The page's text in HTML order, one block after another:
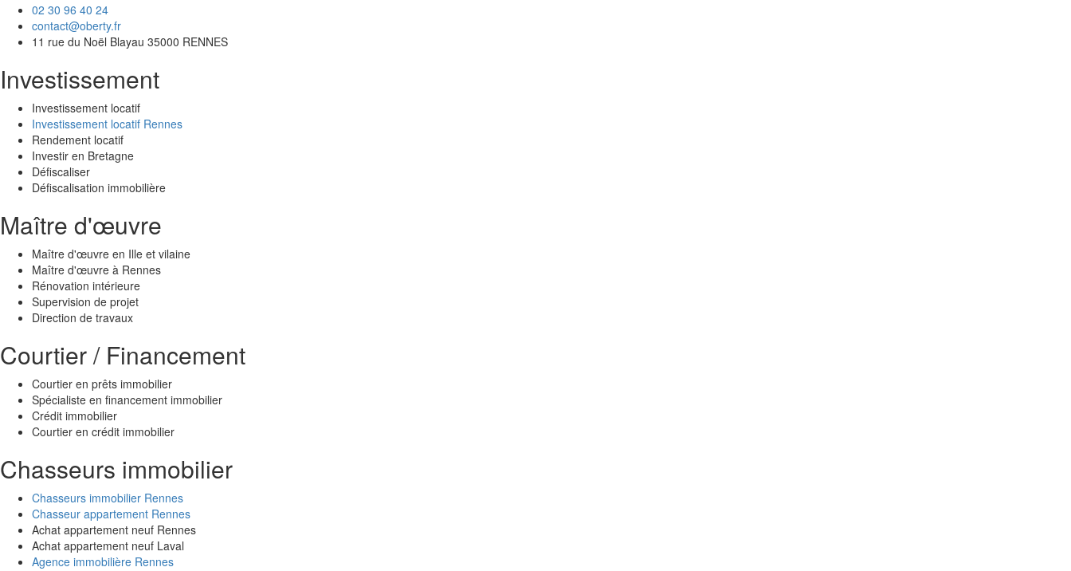
02 30 96 40 24
contact@oberty.fr
11 rue du Noël Blayau 35000 RENNES
Investissement
Investissement locatif
Investissement locatif Rennes
Rendement locatif
Investir en Bretagne
Défiscaliser
Défiscalisation immobilière
Maître d'œuvre
Maître d'œuvre en Ille et vilaine
Maître d'œuvre à Rennes
Rénovation intérieure
Supervision de projet
Direction de travaux
Courtier / Financement
Courtier en prêts immobilier
Spécialiste en financement immobilier
Crédit immobilier
Courtier en crédit immobilier
Chasseurs immobilier
Chasseurs immobilier Rennes
Chasseur appartement Rennes
Achat appartement neuf Rennes
Achat appartement neuf Laval
Agence immobilière Rennes